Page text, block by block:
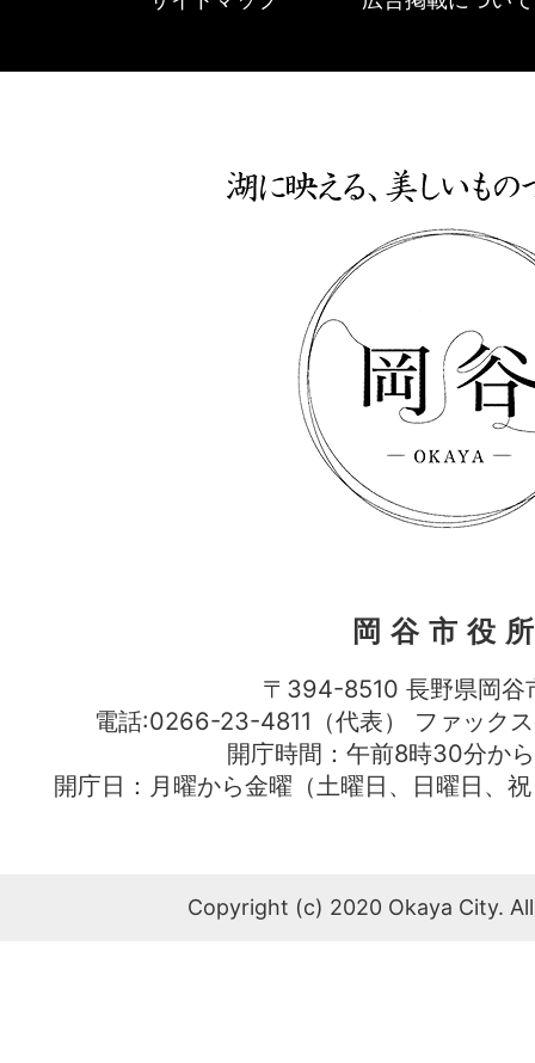
岡谷市役
〒394-8510 長野県岡谷
電話:0266-23-4811（代表） ファッ
開庁時間：午前8時30分か
開庁日：月曜から金曜（土曜日、日曜日、
Copyright (c) 2020 Okaya City.